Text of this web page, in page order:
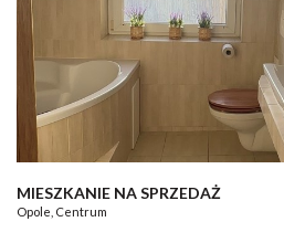
MIESZKANIE NA SPRZEDAŻ
Opole, Centrum